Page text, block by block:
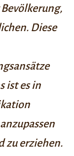
Diese
ist es in
zu erziehen.